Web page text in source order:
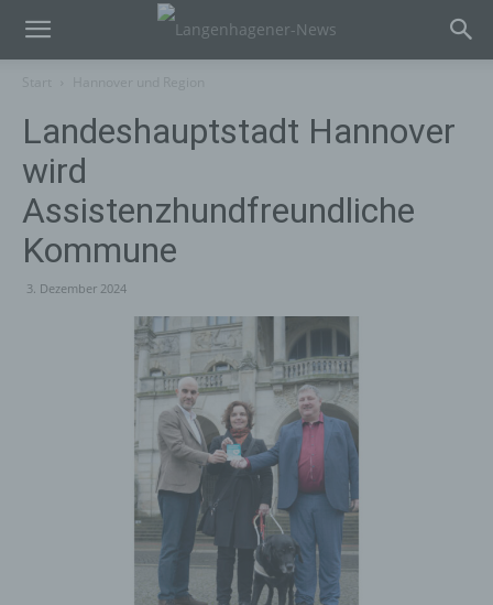
Landeshauptstadt Hannover
wird
Assistenzhundfreundliche
Kommune
3. Dezember 2024